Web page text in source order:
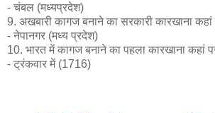
- चंबल (मध्यप्रदेश)
9. अखबारी कागज बनाने का सरकारी कारखाना कहां
- नेपानगर (मध्य प्रदेश)
10. भारत में कागज बनाने का पहला कारखाना कहां
- ट्रंकवार में (1716)